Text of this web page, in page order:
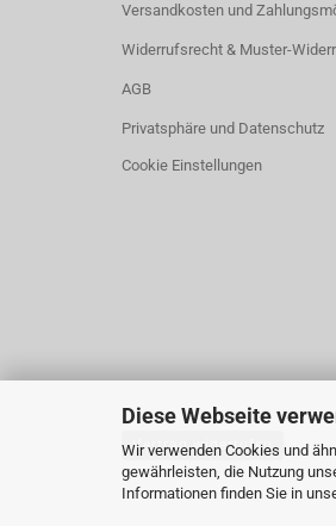
Diese Webseite
Wir verwenden Cookies und
gewährleisten, die Nutzung
Informationen finden Sie in
Versandkosten und
Widerrufsrecht & Muster-
AGB
Privatsphäre und Datenschutz
Cookie Einstellungen
Vertrag widerrufen